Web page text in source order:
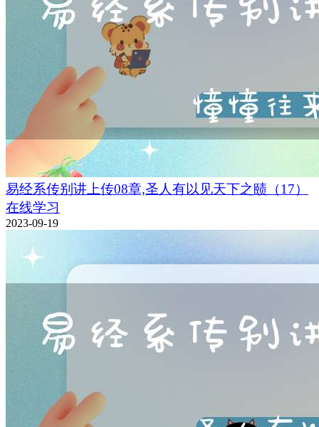
易经系传别讲上传08章,圣人有以见天下之赜（17）
在线学习
2023-09-19